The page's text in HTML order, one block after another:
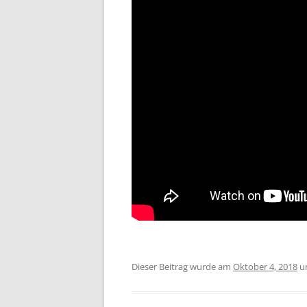
Dieser Beitrag wurde am Oktober 4, 2018